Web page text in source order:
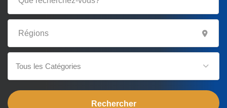
Tous les Catégories